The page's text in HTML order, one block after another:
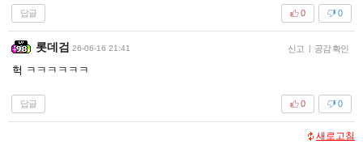
답글 0
0
롯데검 26-06-16 21:41 신고 | 공감 확인
헉 ㅋㅋㅋㅋㅋㅋ
답글 0
0
새로고침